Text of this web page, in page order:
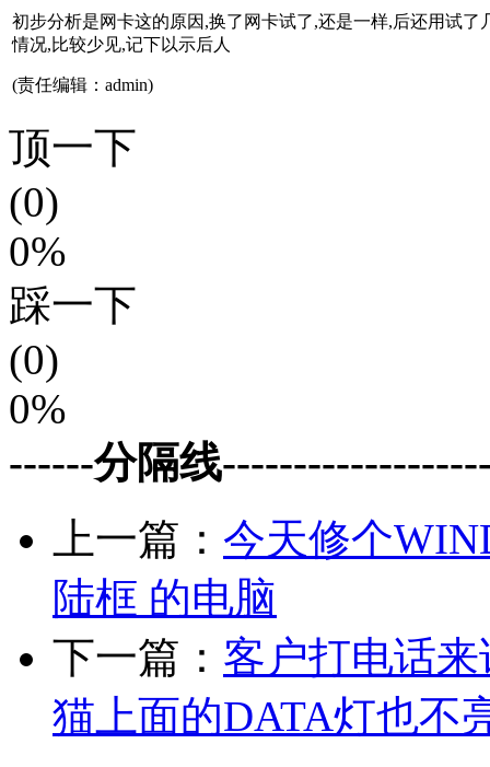
初步分析是网卡这的原因,换了网卡试了,还是一样,后还用试
情况,比较少见,记下以示后人
(责任编辑：admin)
顶一下
(0)
0%
踩一下
(0)
0%
------分隔线
上一篇： 今天修个
陆框 的电脑
下一篇： 客户打电话
猫上面的DATA灯也不